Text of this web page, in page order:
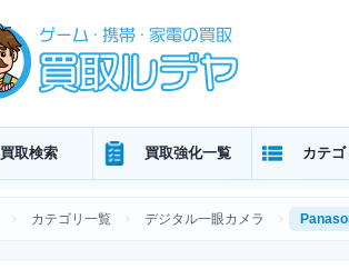
買取検索 買取強化一覧 カテ
カテゴリ一覧 デジタル一眼カメラ